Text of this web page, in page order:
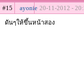
#15 ayonie 20-11-2012 -
ดันๆให้ขึ้นหน้าสอง